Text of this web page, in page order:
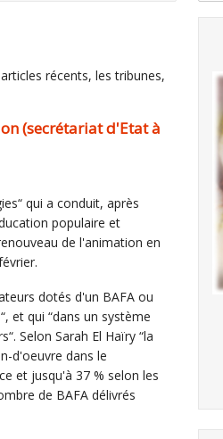
récents, les tribunes,
(secrétariat d'Etat à
qui a conduit, après
populaire et
de l'animation en
dotés d'un BAFA ou
et qui “dans un système
Selon Sarah El Haïry “la
d'oeuvre dans le
et jusqu'à 37 % selon les
de BAFA délivrés